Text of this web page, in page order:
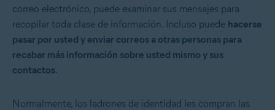
correo electrónico, puede examinar sus mensajes para
recopilar toda clase de información. Incluso puede hacerse
pasar por usted y enviar correos a otras personas para
recabar más información sobre usted mismo y sus
contactos.
Normalmente, los ladrones de identidad les compran las